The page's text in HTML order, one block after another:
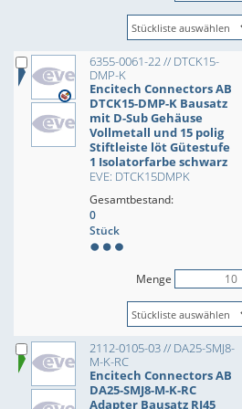
6355-0061-22 // DTCK15-
DMP-K
Encitech Connectors AB
DTCK15-DMP-K Bausatz
mit D-Sub Gehäuse
Vollmetall und 15 polig
Stiftleiste löt Gütestufe
1 Isolatorfarbe schwarz
EVE: DTCK15DMPK
Gesamtbestand:
0
Stück
Menge
2112-0105-03 // DA25-SMJ8-
M-K-RC
Encitech Connectors AB
DA25-SMJ8-M-K-RC
Adapter Bausatz RJ45